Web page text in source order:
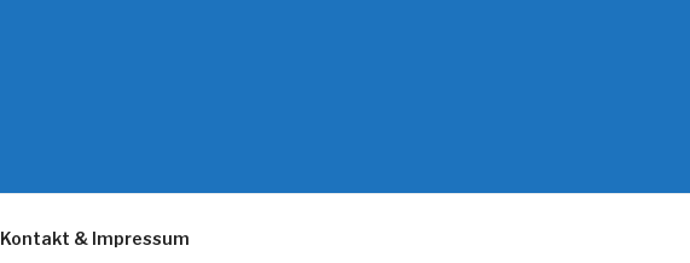
Kontakt & Impressum